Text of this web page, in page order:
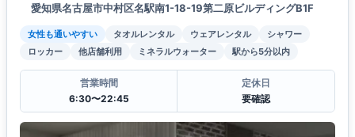
愛知県名古屋市中村区名駅南1-18-19第二原ビルディングB1F
女性も通いやすい タオルレンタル ウェアレンタル
シャワー
ロッカー
他店舗利用 ミネラルウォーター 駅から5分以内
営業時間
6:30〜22:45
定休日
要確認